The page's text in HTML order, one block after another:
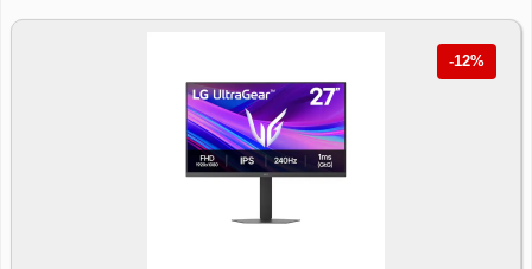
-12%